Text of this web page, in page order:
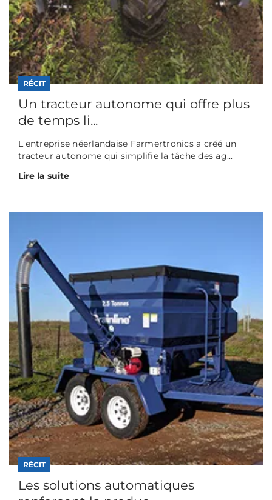
RÉCIT
Un tracteur autonome qui offre plus
de temps li...
L'entreprise néerlandaise Farmertronics a créé un
tracteur autonome qui simplifie la tâche des ag...
Lire la suite
RÉCIT
Les solutions automatiques